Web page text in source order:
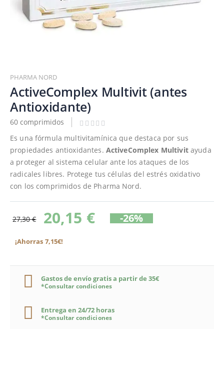
al
comienzo
de
la
galería
imágenes
PHARMA NORD
ActiveComplex Multivit (antes
Antioxidante)
60 comprimidos
Es una fórmula multivitamínica que destaca por sus
propiedades antioxidantes. ActiveComplex Multivitayuda
a proteger al sistema celular ante los ataques de los
radicales libres. Protege tus células del estrés oxidativo
con los comprimidos de Pharma Nord.
27,30 € 20,15 € -26%
¡Ahorras 7,15€!
Gastos de envío gratis a partir de 35€
*Consultar condiciones
Entrega en 24/72 horas
*Consultar condiciones